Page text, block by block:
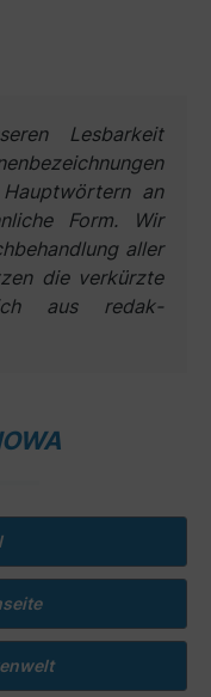
Lesbar­keit
an
Form. Wir
aller
die verkürzte
aus redak­